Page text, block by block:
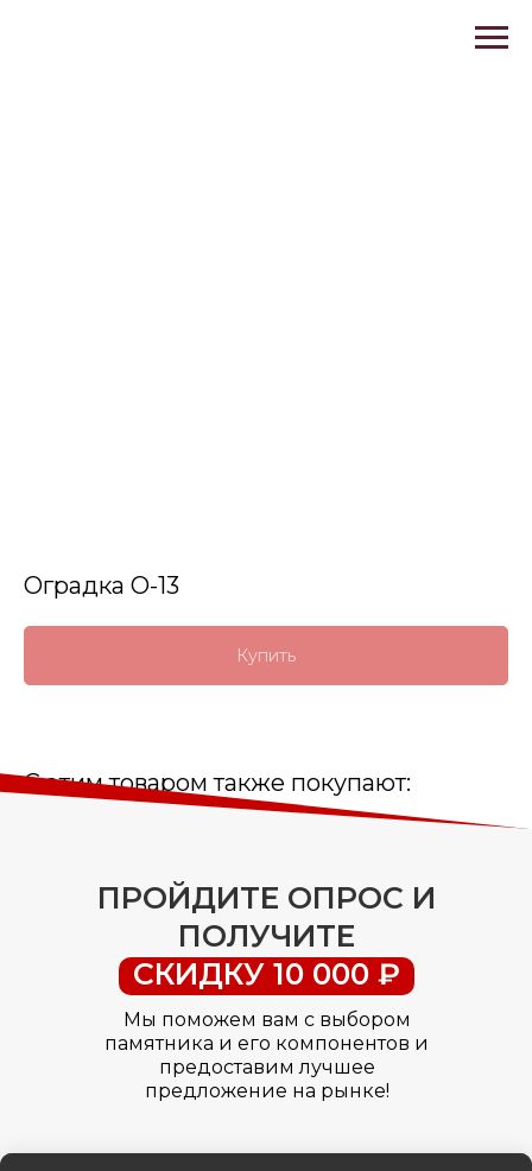
Оградка О-13
Купить
С этим товаром также покупают:
ПРОЙДИТЕ ОПРОС И
ПОЛУЧИТЕ
СКИДКУ 10 000 ₽
Мы поможем вам с выбором
памятника и его компонентов и
предоставим лучшее
предложение на рынке!